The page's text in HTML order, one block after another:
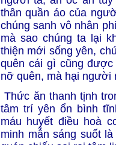
thân quần áo của
chúng sanh vô nhân
mà sao chúng ta lại
thiện mới sống yên,
quên cái gì cũng
nỡ quên, mà hại người
Thức ăn thanh tịnh
tâm trí yên ổn bình
máu huyết điều hoà
minh mẫn sáng suốt